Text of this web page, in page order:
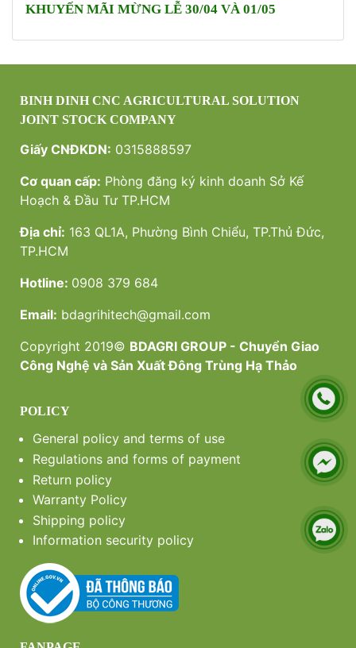
KHUYẾN MÃI MỪNG LỄ 30/04 VÀ 01/05
BINH DINH CNC AGRICULTURAL SOLUTION
JOINT STOCK COMPANY
Giấy CNĐKDN: 0315888597
Cơ quan cấp: Phòng đăng ký kinh doanh Sở Kế
Hoạch & Đầu Tư TP.HCM
Địa chỉ: 163 QL1A, Phường Bình Chiểu, TP.Thủ Đức,
TP.HCM
Hotline: 0908 379 684
Email: bdagrihitech@gmail.com
Copyright 2019© BDAGRI GROUP - Chuyển Giao
Công Nghệ và Sản Xuất Đông Trùng Hạ Thảo
POLICY
General policy and terms of use
Regulations and forms of payment
Return policy
Warranty Policy
Shipping policy
Information security policy